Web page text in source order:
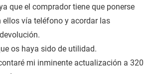
que el comprador tiene que ponerse
ellos vía teléfono y acordar las
os haya sido de utilidad.
mi inminente actualización a 320